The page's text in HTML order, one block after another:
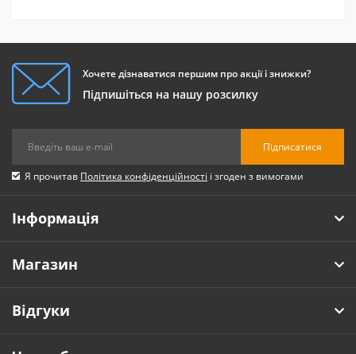
проте частіше за все з дієвою концентрацією
рослинних оліях, рибі і морепродуктах.
Переваги натуральних жирних
Хочете дізнаватися першим про акції і знижки?
Підпишіться на нашу розсилку
Підписатися
Я прочитав Політика конфіденційності і згоден з вимогами
Інформація
Магазин
Відгуки